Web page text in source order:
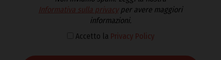
Informativa sulla privacyper avere maggiori
informazioni.
Accetto la Privacy Policy